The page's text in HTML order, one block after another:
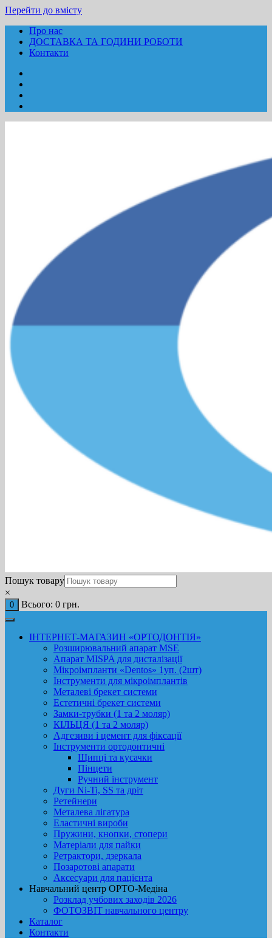
Перейти до вмісту
Про нас
ДОСТАВКА ТА ГОДИНИ РОБОТИ
Контакти
Пошук товару
×
0 Всього: 0 грн.
ІНТЕРНЕТ-МАГАЗИН «ОРТОДОНТІЯ»
Розширювальний апарат MSE
Апарат MISPA для дисталізації
Мікроімпланти «Dentos» 1уп. (2шт)
Інструменти для мікроімплантів
Металеві брекет системи
Естетичні брекет системи
Замки-трубки (1 та 2 моляр)
КІЛЬЦЯ (1 та 2 моляр)
Адгезиви і цемент для фіксації
Інструменти ортодонтичні
Щипці та кусачки
Пінцети
Ручний інструмент
Дуги Ni-Ti, SS та дріт
Ретейнери
Металева лігатура
Еластичні вироби
Пружини, кнопки, стопери
Матеріали для пайки
Ретрактори, дзеркала
Позаротові апарати
Аксесуари для пацієнта
Навчальний центр ОРТО-Медіна
Розклад учбових заходів 2026
ФОТОЗВІТ навчального центру
Каталог
Контакти